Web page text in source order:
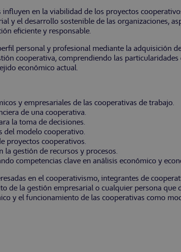
influyen en la viabilidad de los proyectos
y el desarrollo sostenible de las organizaciones,
eficiente y responsable.
personal y profesional mediante la adquisición
cooperativa, comprendiendo las particularidades
económico actual.
y empresariales de las cooperativas de trabajo.
de una cooperativa.
la toma de decisiones.
del modelo cooperativo.
proyectos cooperativos.
gestión de recursos y procesos.
competencias clave en análisis económico y
en el cooperativismo, integrantes de
de la gestión empresarial o cualquier persona que
y el funcionamiento de las cooperativas como